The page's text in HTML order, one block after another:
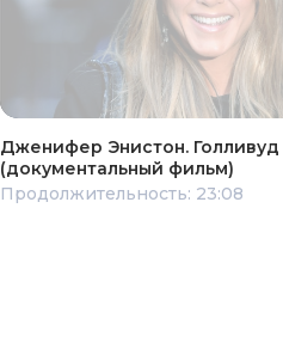
Дженифер Энистон. Голливуд
(документальный фильм)
Продолжительность: 23:08